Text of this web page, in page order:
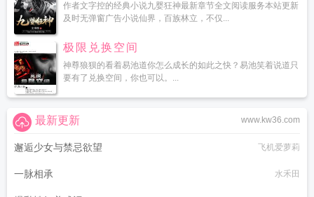
作者文字控的经典小说九婴狂神最新章节全文阅读服务本站更新
及时无弹窗广告小说仙界，百族林立，不仅...
极限兑换空间
神尊狼狈的看着易池道你怎么成长的如此之快？易池笑着说道只
要有了兑换空间，你也可以。...
www.kw36.com
最新更新
邂逅少女与禁忌欲望 飞机爱萝莉
一脉相承 水禾田